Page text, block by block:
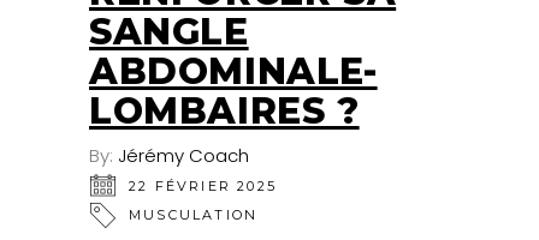
SANGLE
ABDOMINALE-
LOMBAIRES ?
By: Jérémy Coach
22 FÉVRIER 2025
MUSCULATION